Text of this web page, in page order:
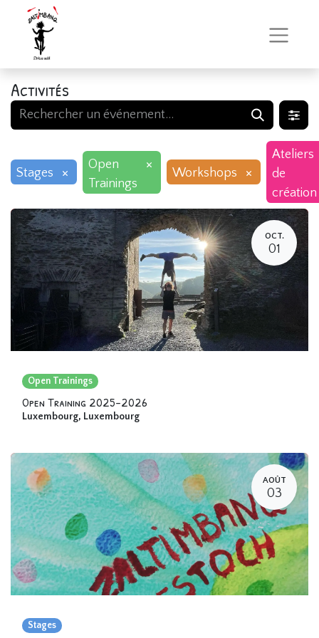
Activités
Stages ×
Open
Trainings
×
Workshops ×
Ateliers
de
création
OCT.
01
Open Trainings
Open Training 2025-2026
Luxembourg, Luxembourg
AOÛT
03
Stages